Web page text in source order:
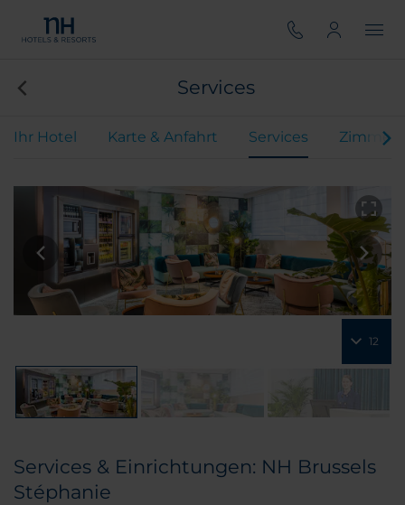
Services
Ihr Hotel Karte & Anfahrt Services Zimmer
12
Services & Einrichtungen: NH Brussels
Stéphanie